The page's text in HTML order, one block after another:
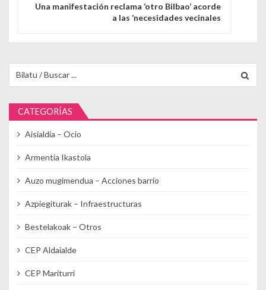
Una manifestación reclama ‘otro Bilbao’ acorde
a las ‘necesidades vecinales
CATEGORÍAS
Aisialdia – Ocio
Armentia Ikastola
Auzo mugimendua – Acciones barrio
Azpiegiturak – Infraestructuras
Bestelakoak – Otros
CEP Aldaialde
CEP Mariturri